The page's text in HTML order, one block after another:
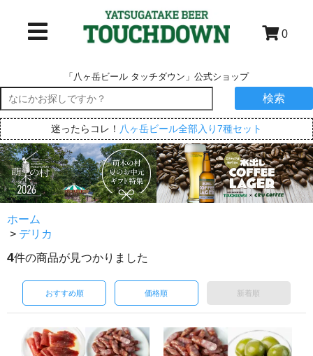
0
「八ヶ岳ビール タッチダウン」公式ショップ
検索
迷ったらコレ！ 八ヶ岳ビール全部入り7種セット
ホーム
> デリカ
4件の商品が見つかりました
おすすめ順 価格順 新着順